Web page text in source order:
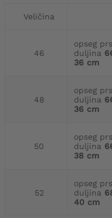
Veličina
46
opseg
duljina
36 cm
48
opseg
duljina
36 cm
50
opseg
duljina
38 cm
52
opseg
duljina
40 cm